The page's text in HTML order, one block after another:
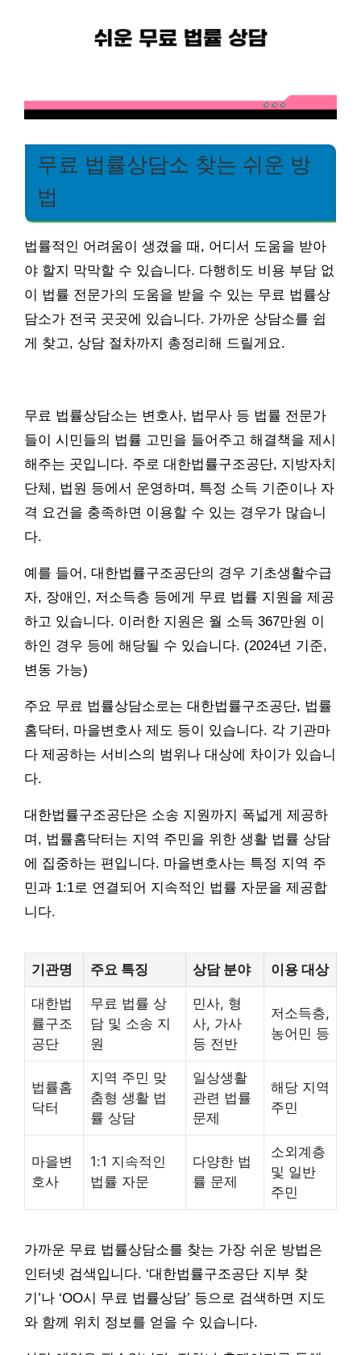
무료 법률상담소 찾는 쉬운 방
법
법률적인 어려움이 생겼을 때, 어디서 도움을 받아
야 할지 막막할 수 있습니다. 다행히도 비용 부담 없
이 법률 전문가의 도움을 받을 수 있는 무료 법률상
담소가 전국 곳곳에 있습니다. 가까운 상담소를 쉽
게 찾고, 상담 절차까지 총정리해 드릴게요.
무료 법률상담소는 변호사, 법무사 등 법률 전문가
들이 시민들의 법률 고민을 들어주고 해결책을 제시
해주는 곳입니다. 주로 대한법률구조공단, 지방자치
단체, 법원 등에서 운영하며, 특정 소득 기준이나 자
격 요건을 충족하면 이용할 수 있는 경우가 많습니
다.
예를 들어, 대한법률구조공단의 경우 기초생활수급
자, 장애인, 저소득층 등에게 무료 법률 지원을 제공
하고 있습니다. 이러한 지원은 월 소득 367만원 이
하인 경우 등에 해당될 수 있습니다. (2024년 기준,
변동 가능)
주요 무료 법률상담소로는 대한법률구조공단, 법률
홈닥터, 마을변호사 제도 등이 있습니다. 각 기관마
다 제공하는 서비스의 범위나 대상에 차이가 있습니
다.
대한법률구조공단은 소송 지원까지 폭넓게 제공하
며, 법률홈닥터는 지역 주민을 위한 생활 법률 상담
에 집중하는 편입니다. 마을변호사는 특정 지역 주
민과 1:1로 연결되어 지속적인 법률 자문을 제공합
니다.
기관명 주요 특징 상담 분야 이용 대상
대한법
률구조
공단
무료 법률 상
담 및 소송 지
원
민사, 형
사, 가사
등 전반
저소득층,
농어민 등
법률홈
닥터
지역 주민 맞
춤형 생활 법
률 상담
일상생활
관련 법률
문제
해당 지역
주민
마을변
호사
1:1 지속적인
법률 자문
다양한 법
률 문제
소외계층
및 일반
주민
가까운 무료 법률상담소를 찾는 가장 쉬운 방법은
인터넷 검색입니다. ‘대한법률구조공단 지부 찾
기’나 ‘OO시 무료 법률상담’ 등으로 검색하면 지도
와 함께 위치 정보를 얻을 수 있습니다.